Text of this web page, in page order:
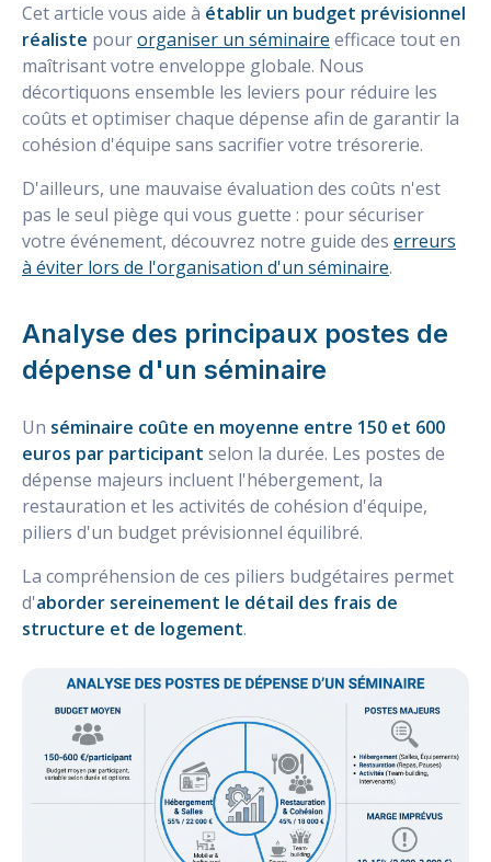
Cet article vous aide à établir un budget prévisionnel
réaliste pourorganiser un séminaire efficace tout en
maîtrisant votre enveloppe globale. Nous
décortiquons ensemble les leviers pour réduire les
coûts et optimiser chaque dépense afin de garantir la
cohésion d'équipe sans sacrifier votre trésorerie.
D'ailleurs, une mauvaise évaluation des coûts n'est
pas le seul piège qui vous guette : pour sécuriser
votre événement, découvrez notre guide des erreurs
à éviter lors de l'organisation d'un séminaire.
Analyse des principaux postes de
dépense d'un séminaire
Un séminaire coûte en moyenne entre 150 et 600
euros par participant selon la durée. Les postes de
dépense majeurs incluent l'hébergement, la
restauration et les activités de cohésion d'équipe,
piliers d'un budget prévisionnel équilibré.
La compréhension de ces piliers budgétaires permet
d'aborder sereinement le détail des frais de
structure et de logement.